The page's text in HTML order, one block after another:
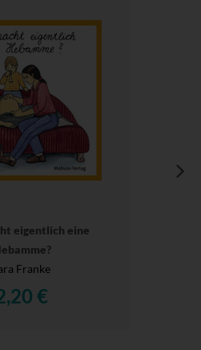
eigentlich eine
Franke
€